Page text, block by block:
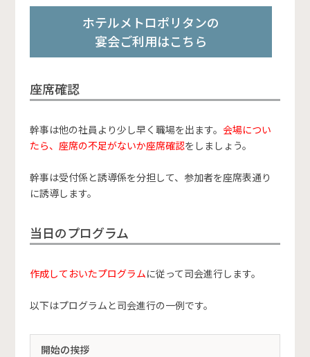
ホテルメトロポリタンの
宴会ご利用はこちら
座席確認
幹事は他の社員より少し早く職場を出ます。 会場につい
たら、座席の不足がないか座席確認をしましょう。
幹事は受付係と誘導係を分担して、参加者を座席表通り
に誘導します。
当日のプログラム
作成しておいたプログラムに従って司会進行します。
以下はプログラムと司会進行の一例です。
開始の挨拶